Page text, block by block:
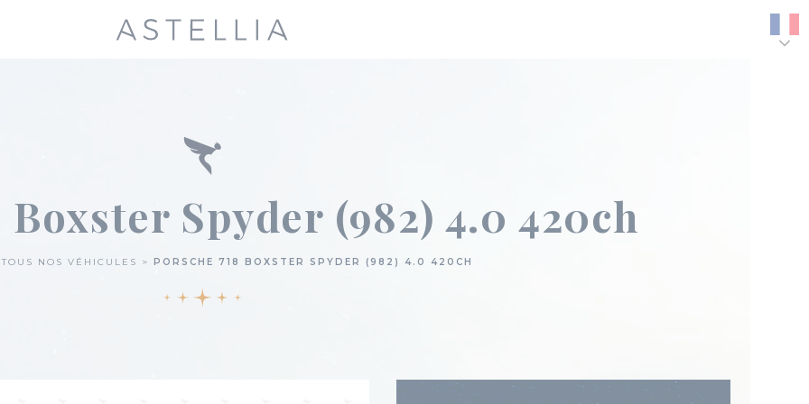
Boxster Spyder (982) 4.0 420ch
TOUS NOS VÉHICULES PORSCHE 718 BOXSTER SPYDER (982) 4.0 420CH